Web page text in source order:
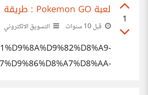
1
لعبة Pokemon GO : طريقة فريدة في الإعلانات ستجلب الزبون إلى باب متجرك
قبل 10 سنوات التسويق الالكتروني